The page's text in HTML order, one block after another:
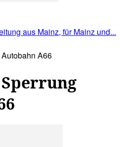
A66